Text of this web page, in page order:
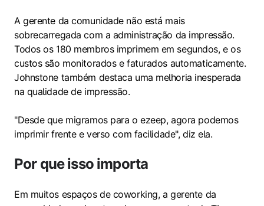
A gerente da comunidade não está mais
sobrecarregada com a administração da impressão.
Todos os 180 membros imprimem em segundos, e os
custos são monitorados e faturados automaticamente.
Johnstone também destaca uma melhoria inesperada
na qualidade de impressão.
"Desde que migramos para o ezeep, agora podemos
imprimir frente e verso com facilidade", diz ela.
Por que isso importa
Em muitos espaços de coworking, a gerente da